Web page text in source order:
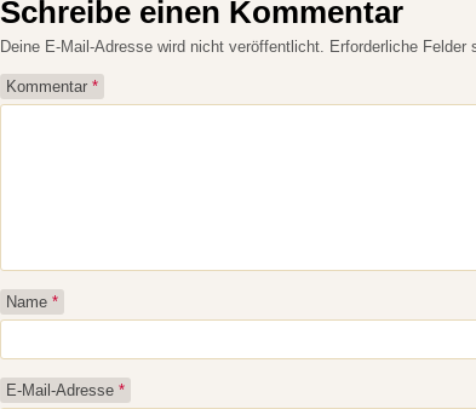
Schreibe einen Kommentar
Deine E-Mail-Adresse wird nicht veröffentlicht. Erforderliche Felder
Kommentar *
Name *
E-Mail-Adresse *